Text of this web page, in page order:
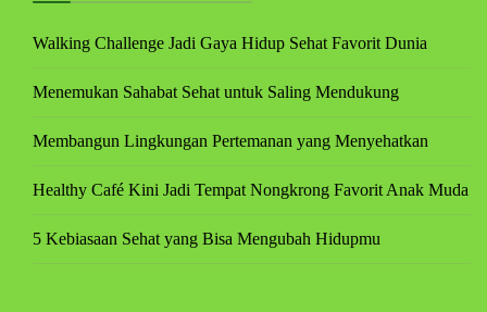
Walking Challenge Jadi Gaya Hidup Sehat Favorit Dunia
Menemukan Sahabat Sehat untuk Saling Mendukung
Membangun Lingkungan Pertemanan yang Menyehatkan
Healthy Café Kini Jadi Tempat Nongkrong Favorit Anak Muda
5 Kebiasaan Sehat yang Bisa Mengubah Hidupmu